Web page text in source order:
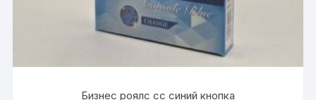
Бизнес роялс сс синий кнопка